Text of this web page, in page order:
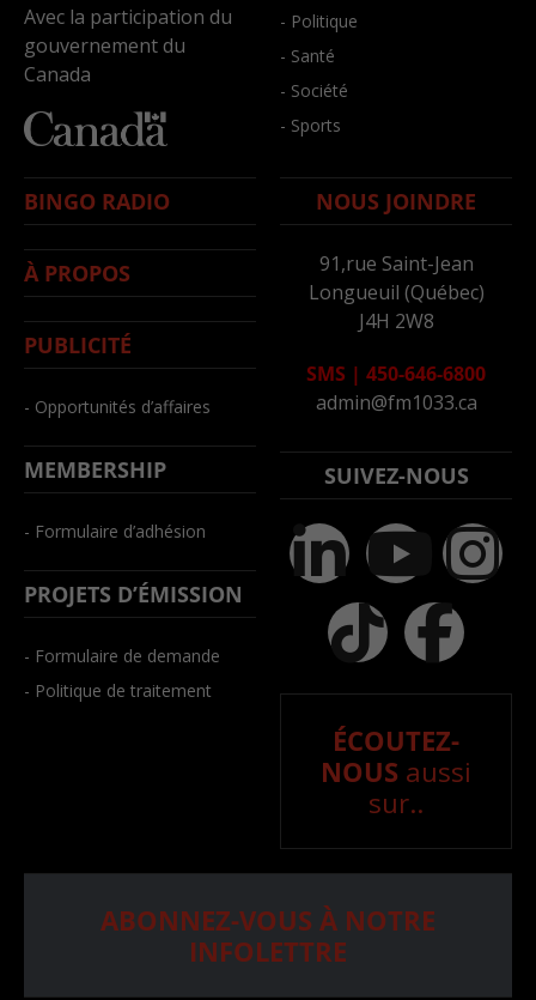
Avec la participation du
gouvernement du
Canada
- Politique
- Santé
- Société
- Sports
BINGO RADIO
À PROPOS
PUBLICITÉ
- Opportunités d’affaires
MEMBERSHIP
- Formulaire d’adhésion
PROJETS D’ÉMISSION
- Formulaire de demande
- Politique de traitement
NOUS JOINDRE
91,rue Saint-Jean
Longueuil (Québec)
J4H 2W8
SMS | 450-646-6800
admin@fm1033.ca
SUIVEZ-NOUS
ÉCOUTEZ-
NOUS aussi
sur..
ABONNEZ-VOUS À NOTRE
INFOLETTRE